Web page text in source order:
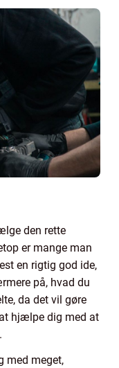
den rette
er mange man
en rigtig god ide,
på, hvad du
da det vil gøre
hjælpe dig med at
med meget,